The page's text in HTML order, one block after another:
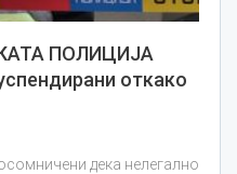
ПОЛИЦИЈА
откако
дека нелегално